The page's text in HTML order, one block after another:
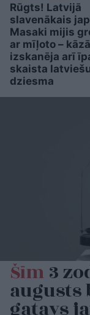
Rūgts! Latvijā
slavenākais
Masaki mijis
ar mīļoto –
izskanēja arī
skaista
dziesma
Šīm3
augusts
gatavs